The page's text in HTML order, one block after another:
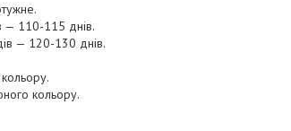
— 110-115 днів.
— 120-130 днів.
кольору.